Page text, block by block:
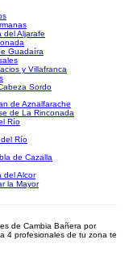
del Aljarafe
Guadaíra
y Villafranca
Sordo
de Aznalfarache
de La Rinconada
Río
Río
de Cazalla
del Alcor
la Mayor
de Cambia Bañera por
4 profesionales de tu zona te